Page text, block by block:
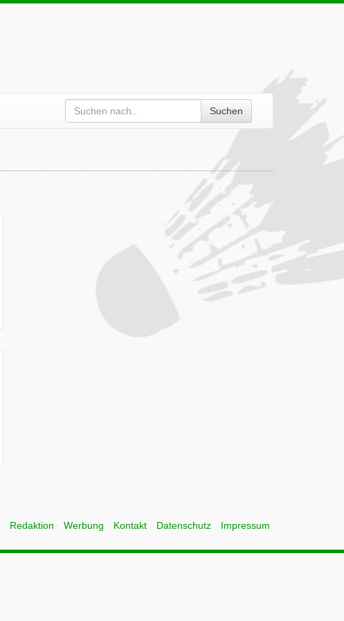
Suchen
Redaktion Werbung Kontakt Datenschutz Impressum